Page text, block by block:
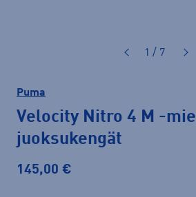
1 / 7
Puma
Velocity Nitro 4 M -
juoksukengät
145,00 €